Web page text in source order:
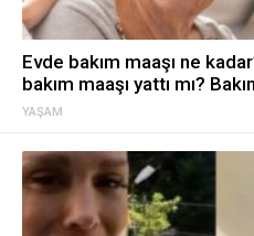
YAŞAM
Evde bakım maaşı ne
bakım maaşı yattı mı?